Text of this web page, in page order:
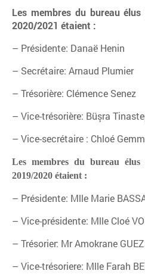
Les membres du bureau
2020/2021 étaient :
– Présidente: Danaë Henin
– Secrétaire: Arnaud Plumier
– Trésorière: Clémence Senez
– Vice-trésorière: Büşra
– Vice-secrétaire : Chloé
Les membres du bureau
2019/2020 étaient :
– Présidente: Mlle Marie
– Vice-présidente: Mlle Cloé
– Trésorier: Mr Amokrane
– Vice-trésoriere: Mlle Farah